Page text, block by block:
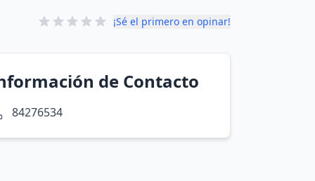
¡Sé el primero en opinar!
de Contacto
84276534